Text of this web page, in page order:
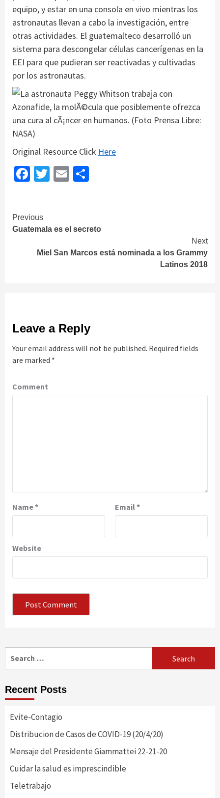
equipo, y estar en una consola en vivo mientras los
astronautas llevan a cabo la investigación, entre
otras actividades. El guatemalteco desarrolló un
sistema para descongelar células cancerígenas en la
EEI para que pudieran ser reactivadas y cultivadas
por los astronautas.
Original Resource Click Here
Facebook
Twitter
Email
Continue
Reading
Previous
Guatemala es el secreto
Next
Miel San Marcos está nominada a los Grammy
Latinos 2018
Leave a Reply
Your email address will not be published. Required fields
are marked *
Comment
Name* Email*
Website
Recent Posts
Evite-Contagio
Distribucion de Casos de COVID-19 (20/4/20)
Mensaje del Presidente Giammattei 22-21-20
Cuidar la salud es imprescindible
Teletrabajo